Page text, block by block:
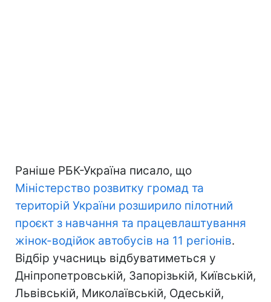
Раніше РБК-Україна писало, що
Міністерство розвитку громад та
територій України розширило пілотний
проєкт з навчання та працевлаштування
жінок-водійок автобусів на 11 регіонів.
Відбір учасниць відбуватиметься у
Дніпропетровській, Запорізькій, Київській,
Львівській, Миколаївській, Одеській,